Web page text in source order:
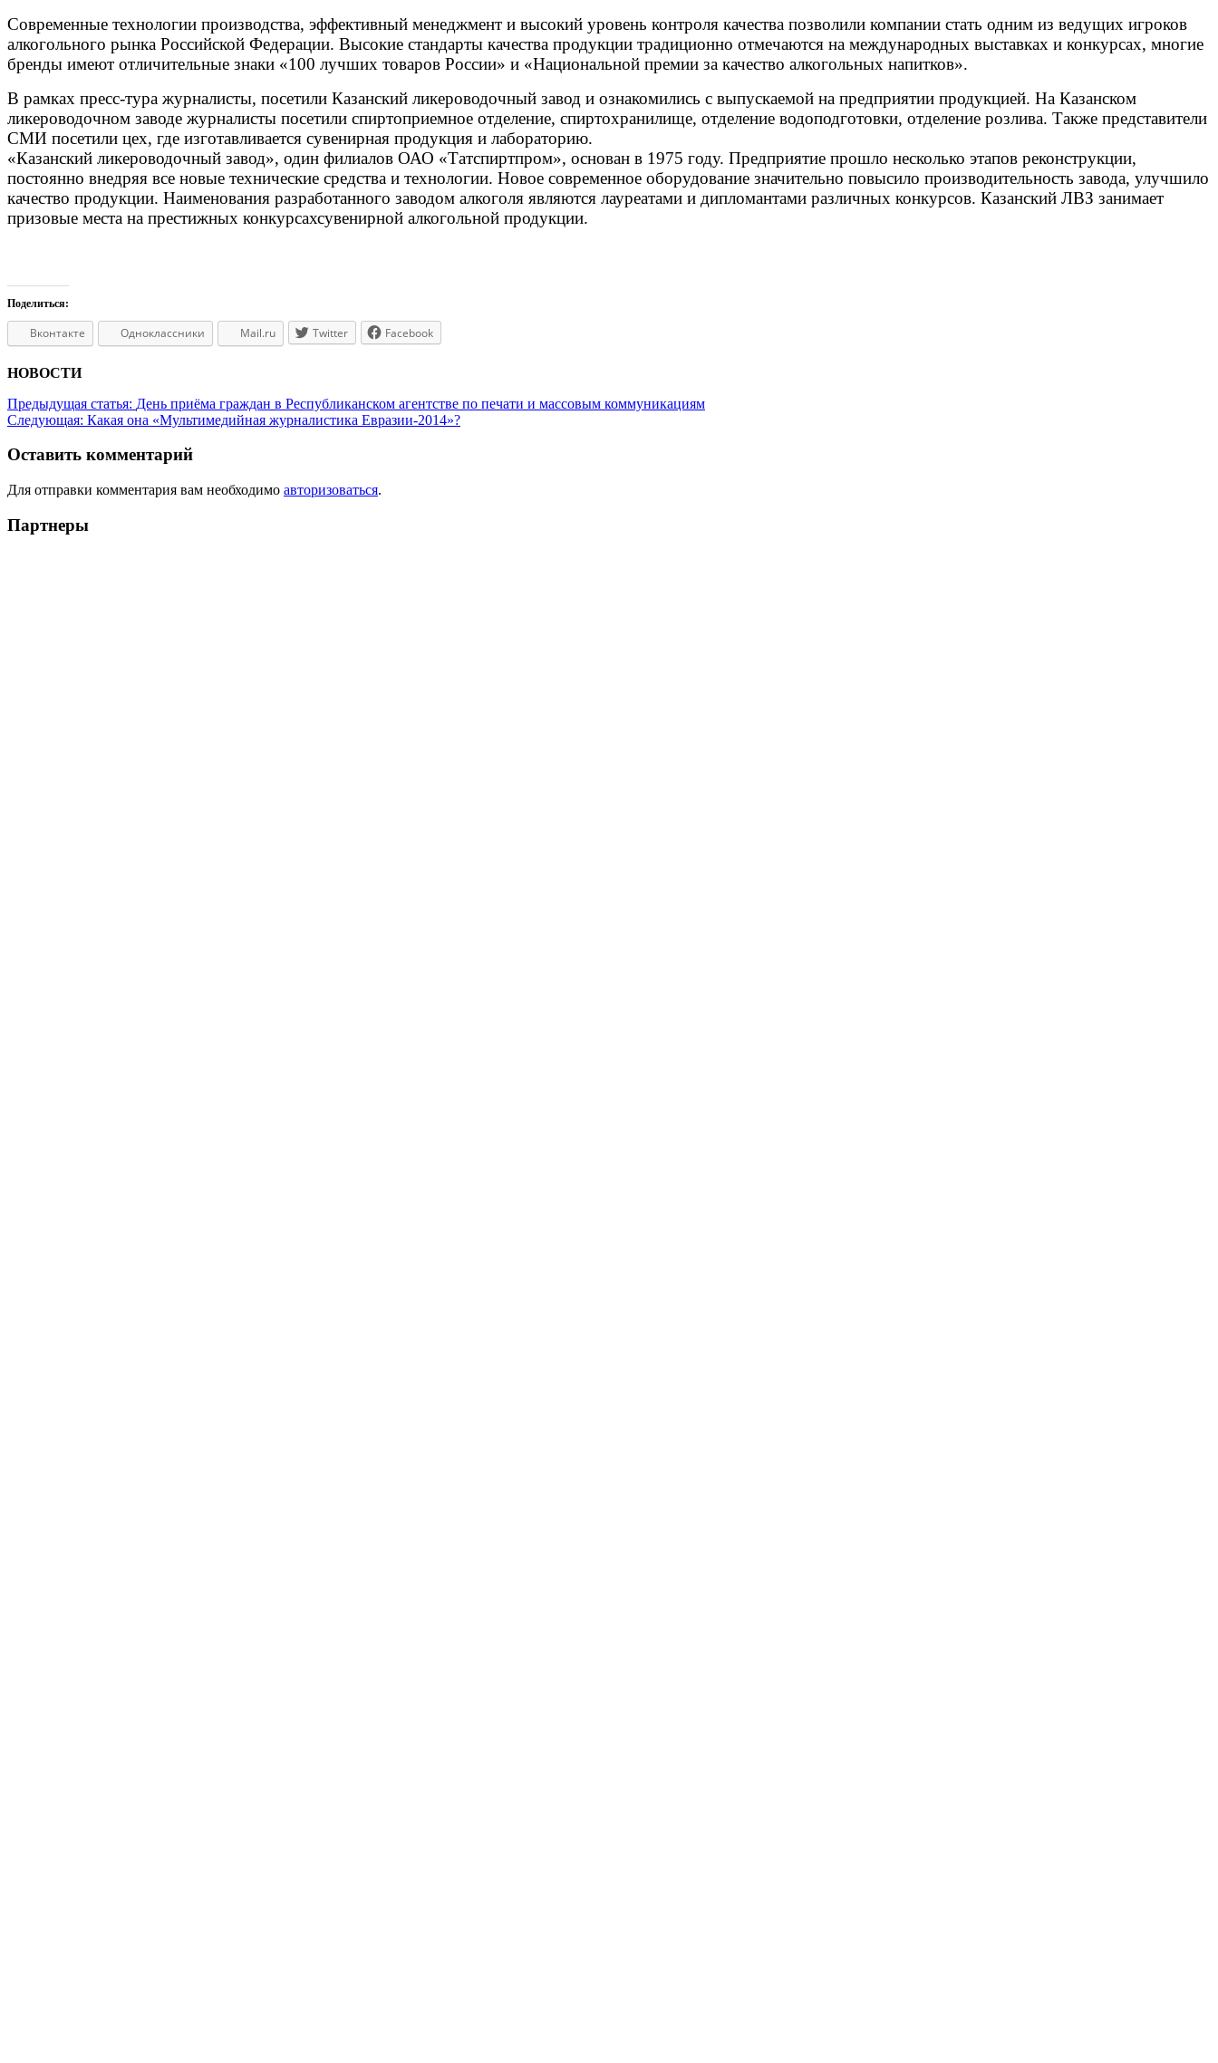
Современные технологии производства, эффективный менеджмент и высокий уровень контроля качества позволили компании стать одним из ведущих игроков
алкогольного рынка Российской Федерации. Высокие стандарты качества продукции традиционно отмечаются на международных выставках и конкурсах, многие
бренды имеют отличительные знаки «100 лучших товаров России» и «Национальной премии за качество алкогольных напитков».
В рамках пресс-тура журналисты, посетили Казанский ликероводочный завод и ознакомились с выпускаемой на предприятии продукцией. На Казанском
ликероводочном заводе журналисты посетили спиртоприемное отделение, спиртохранилище, отделение водоподготовки, отделение розлива. Также представители
СМИ посетили цех, где изготавливается сувенирная продукция и лабораторию.
«Казанский ликероводочный завод», один филиалов ОАО «Татспиртпром», основан в 1975 году. Предприятие прошло несколько этапов реконструкции,
постоянно внедряя все новые технические средства и технологии. Новое современное оборудование значительно повысило производительность завода, улучшило
качество продукции. Наименования разработанного заводом алкоголя являются лауреатами и дипломантами различных конкурсов. Казанский ЛВЗ занимает
призовые места на престижных конкурсахсувенирной алкогольной продукции.
Поделиться:
Вконтакте Одноклассники Mail.ru Twitter Facebook
НОВОСТИ
Предыдущая статья: День приёма граждан в Республиканском агентстве по печати и массовым коммуникациям
Следующая: Какая она «Мультимедийная журналистика Евразии-2014»?
Оставить комментарий
Для отправки комментария вам необходимо авторизоваться.
Партнеры